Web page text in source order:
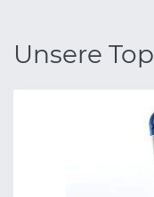
Unsere